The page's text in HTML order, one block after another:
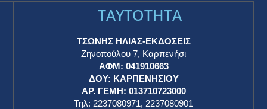
TAYTOTHTA
ΤΣΩΝΗΣ ΗΛΙΑΣ-ΕΚΔΟΣΕΙΣ
Ζηνοπούλου 7, Καρπενήσι
ΑΦΜ: 041910663
ΔΟΥ: ΚΑΡΠΕΝΗΣΙΟΥ
ΑΡ. ΓΕΜΗ: 013710723000
Τηλ: 2237080971, 2237080901